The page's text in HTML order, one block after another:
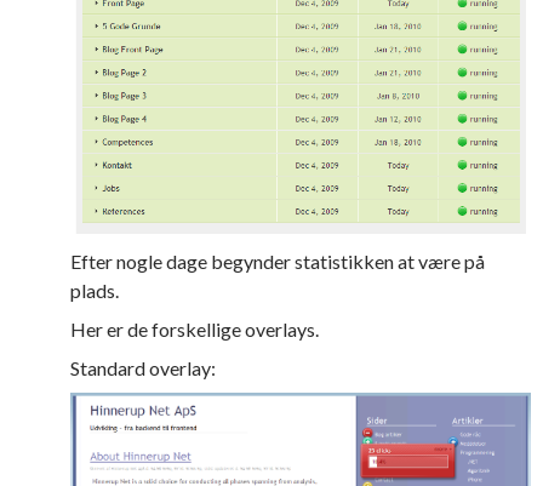
Efter nogle dage begynder statistikken at være på
plads.
Her er de forskellige overlays.
Standard overlay: